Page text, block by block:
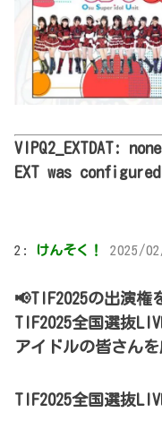
VIPQ2_EXTDAT:
EXT was configured
2: けんそく！ 2025/
📢TIF2025の出演権
TIF2025全国選抜
アイドルの皆さん
TIF2025全国選抜